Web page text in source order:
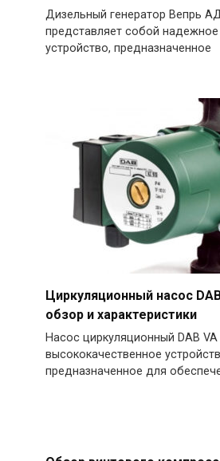
Дизельный генератор Вепрь
представляет собой
устройство, предназначенное
Циркуляционный насос
обзор и характеристики
Насос циркуляционный DAB
высококачественное
предназначенное для